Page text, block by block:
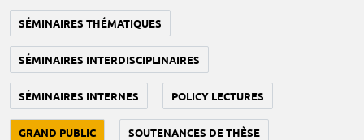
SÉMINAIRES THÉMATIQUES
SÉMINAIRES INTERDISCIPLINAIRES
SÉMINAIRES INTERNES POLICY LECTURES
GRAND PUBLIC SOUTENANCES DE THÈSE